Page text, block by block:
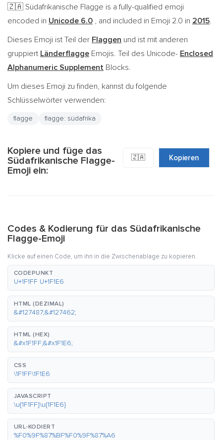
🇿🇦 Südafrikanische Flagge is a fully-qualified emoji
encoded in Unicode 6.0 , and included in Emoji 2.0 in 2015.
Dieses Emoji ist Teil der Flaggen und ist mit anderen
gruppiert Länderflagge Emojis. Teil des Unicode- Enclosed
Alphanumeric Supplement Blocks.
Um dieses Emoji zu finden, kannst du folgende
Schlüsselwörter verwenden:
flagge flagge: südafrika
Kopiere und füge das
Südafrikanische Flagge-
Emoji ein:
🇿🇦 Kopieren
Codes & Kodierung für das Südafrikanische
Flagge-Emoji
Klicke auf einen Code, um ihn in die Zwischenablage zu kopieren.
CODEPUNKT
U+1F1FF U+1F1E6
HTML (DEZIMAL)
&#127487;&#127462;
HTML (HEX)
&#x1F1FF;&#x1F1E6;
CSS
\1F1FF\1F1E6
JAVASCRIPT
\u{1F1FF}\u{1F1E6}
URL-KODIERT
%F0%9F%87%BF%F0%9F%87%A6